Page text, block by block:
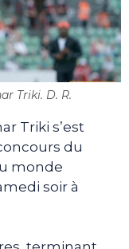
Triki. D. R.
Triki s’est
du
monde
soir à